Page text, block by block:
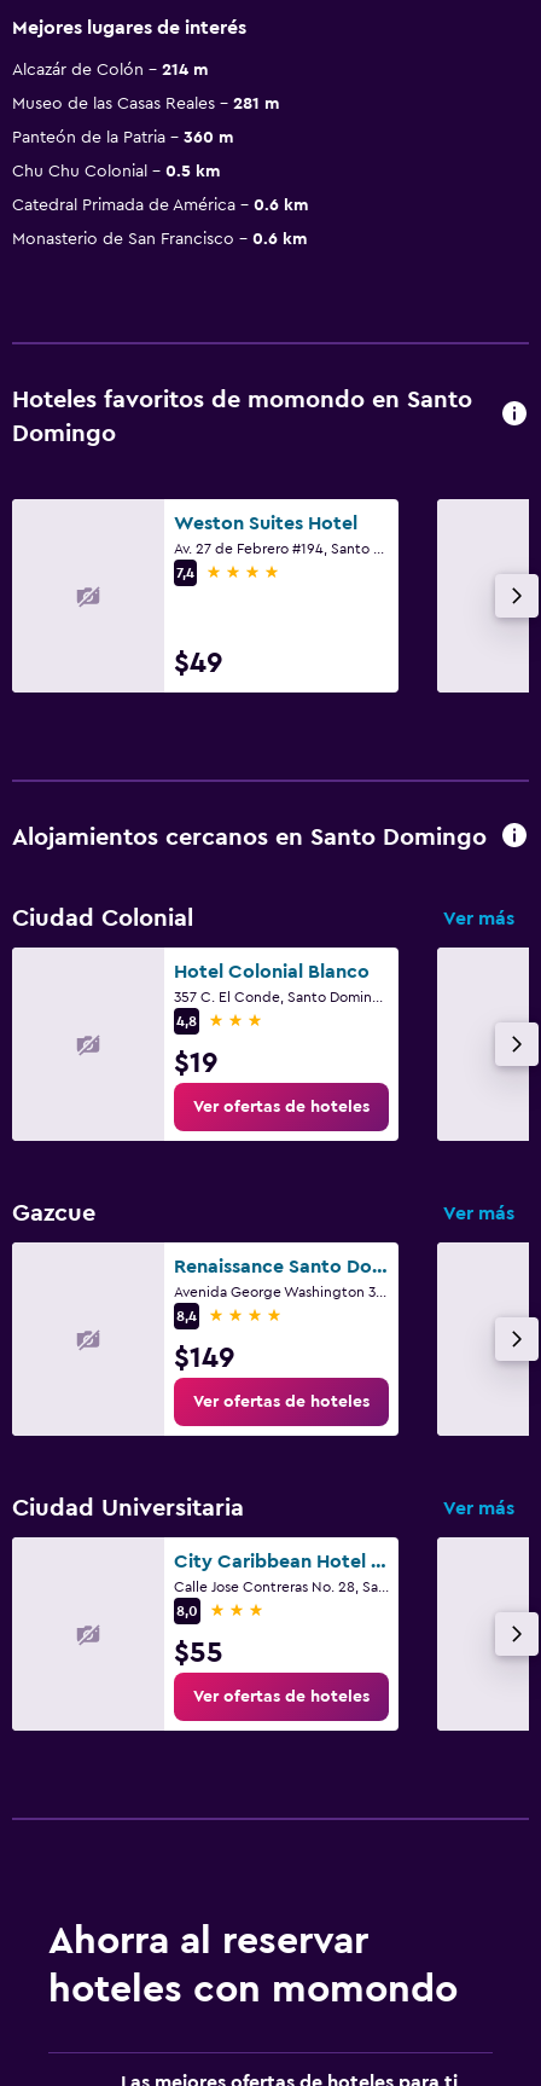
Mejores lugares de interés
Alcazár de Colón
214 m
Museo de las Casas Reales
281 m
Panteón de la Patria
360 m
Chu Chu Colonial
0.5 km
Catedral Primada de América
0.6 km
Monasterio de San Francisco
0.6 km
Hoteles favoritos de momondo en Santo
Domingo
Weston Suites Hotel
7,4
4 estrellas
$49
Alojamientos cercanos en Santo Domingo
Ciudad Colonial Ver más
Hotel Colonial Blanco
4,8
3 estrellas
$19
Ver ofertas de hoteles
Gazcue Ver más
Renaissance Santo Domingo Jaragua Hotel and Casino
8,4
4 estrellas
$149
Ver ofertas de hoteles
Ciudad Universitaria Ver más
City Caribbean Hotel Boutique
8,0
3 estrellas
$55
Ver ofertas de hoteles
Ahorra al reservar
hoteles con momondo
Las mejores ofertas de hoteles para ti